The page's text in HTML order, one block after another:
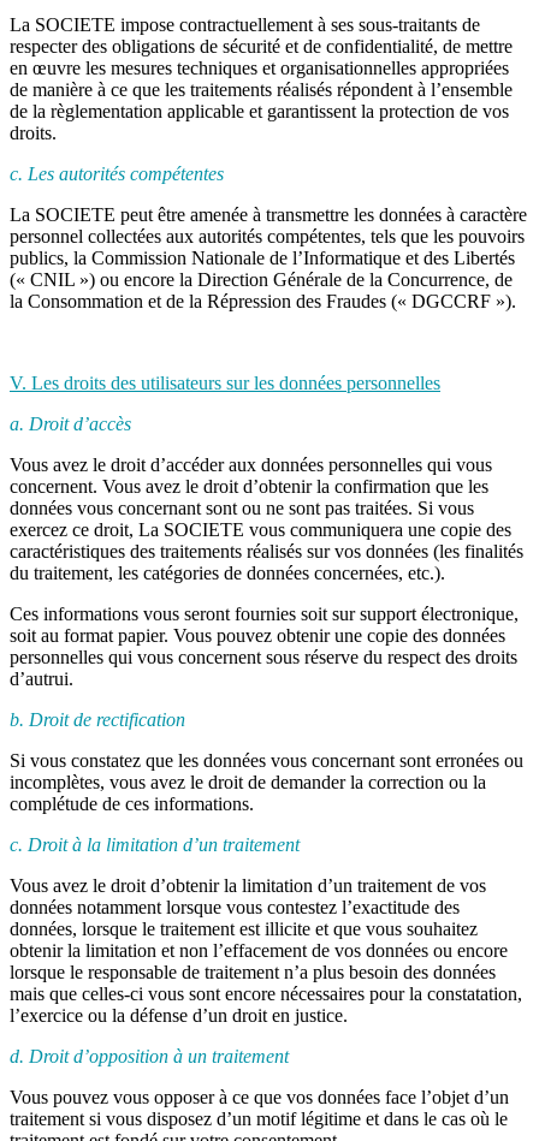
La SOCIETE impose contractuellement à ses sous-traitants de
respecter des obligations de sécurité et de confidentialité, de mettre
en œuvre les mesures techniques et organisationnelles appropriées
de manière à ce que les traitements réalisés répondent à l’ensemble
de la règlementation applicable et garantissent la protection de vos
droits.
c. Les autorités compétentes
La SOCIETE peut être amenée à transmettre les données à caractère
personnel collectées aux autorités compétentes, tels que les pouvoirs
publics, la Commission Nationale de l’Informatique et des Libertés
(« CNIL ») ou encore la Direction Générale de la Concurrence, de
la Consommation et de la Répression des Fraudes (« DGCCRF »).
V. Les droits des utilisateurs sur les données personnelles
a. Droit d’accès
Vous avez le droit d’accéder aux données personnelles qui vous
concernent. Vous avez le droit d’obtenir la confirmation que les
données vous concernant sont ou ne sont pas traitées. Si vous
exercez ce droit, La SOCIETE vous communiquera une copie des
caractéristiques des traitements réalisés sur vos données (les finalités
du traitement, les catégories de données concernées, etc.).
Ces informations vous seront fournies soit sur support électronique,
soit au format papier. Vous pouvez obtenir une copie des données
personnelles qui vous concernent sous réserve du respect des droits
d’autrui.
b. Droit de rectification
Si vous constatez que les données vous concernant sont erronées ou
incomplètes, vous avez le droit de demander la correction ou la
complétude de ces informations.
c. Droit à la limitation d’un traitement
Vous avez le droit d’obtenir la limitation d’un traitement de vos
données notamment lorsque vous contestez l’exactitude des
données, lorsque le traitement est illicite et que vous souhaitez
obtenir la limitation et non l’effacement de vos données ou encore
lorsque le responsable de traitement n’a plus besoin des données
mais que celles-ci vous sont encore nécessaires pour la constatation,
l’exercice ou la défense d’un droit en justice.
d. Droit d’opposition à un traitement
Vous pouvez vous opposer à ce que vos données face l’objet d’un
traitement si vous disposez d’un motif légitime et dans le cas où le